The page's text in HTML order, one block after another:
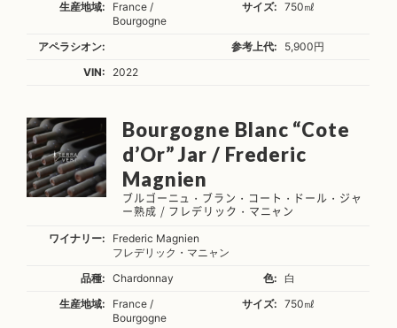
生産地域:
France /
Bourgogne
サイズ: 750㎖
アペラシオン: 参考上代:
5,900円
VIN:
2022
Bourgogne Blanc “Cote
d’Or” Jar / Frederic
Magnien
ブルゴーニュ・ブラン・コート・ドール・ジャ
ー熟成 / フレデリック・マニャン
ワイナリー:
Frederic Magnien
フレデリック・マニャン
品種:
Chardonnay 色:
白
生産地域:
France /
Bourgogne
サイズ: 750㎖